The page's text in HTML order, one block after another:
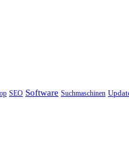
SEO Software Suchmaschinen